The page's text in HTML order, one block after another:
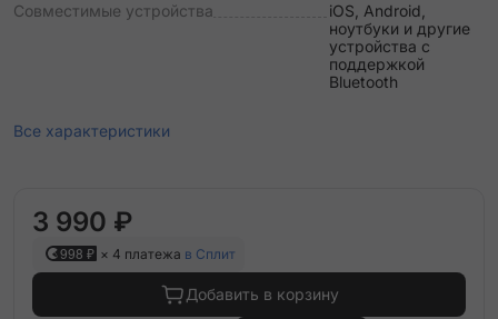
Совместимые устройства
iOS, Android,
ноутбуки и другие
устройства с
поддержкой
Bluetooth
Все характеристики
3 990 ₽
998 ₽ × 4 платежа в Сплит
Добавить в корзину